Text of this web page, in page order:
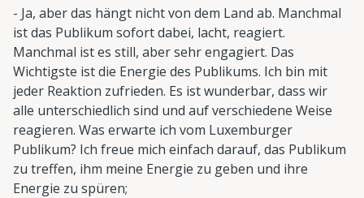
- Ja, aber das hängt nicht von dem Land ab. Manchmal
ist das Publikum sofort dabei, lacht, reagiert.
Manchmal ist es still, aber sehr engagiert. Das
Wichtigste ist die Energie des Publikums. Ich bin mit
jeder Reaktion zufrieden. Es ist wunderbar, dass wir
alle unterschiedlich sind und auf verschiedene Weise
reagieren. Was erwarte ich vom Luxemburger
Publikum? Ich freue mich einfach darauf, das Publikum
zu treffen, ihm meine Energie zu geben und ihre
Energie zu spüren;